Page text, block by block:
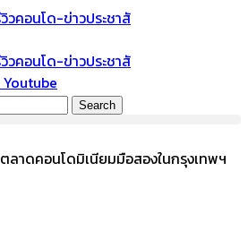
Youtube
Search
ตลาดคอนโดมิเนียมมือสองในกรุงเทพฯ